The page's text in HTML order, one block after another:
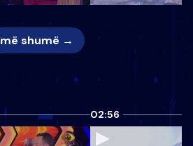
më shumë →
02:56